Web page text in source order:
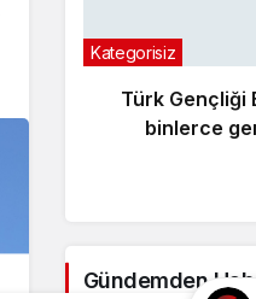
Kategorisiz
Türk Gençliği
binlerce
Gündemden